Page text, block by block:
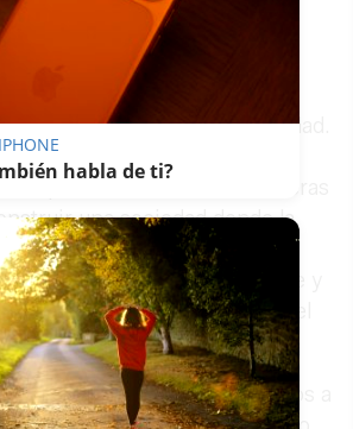
de Cádiz y en la
la fuerza y el incansable
en la lucha por la igualdad.
de nuestra organización
compromiso es derribar barreras
una sociedad donde la
realidad, construyendo
y hombres un presente y
igualitarias”, reza el
sindical.
logros conseguidos y aspiramos a
habla de ti?